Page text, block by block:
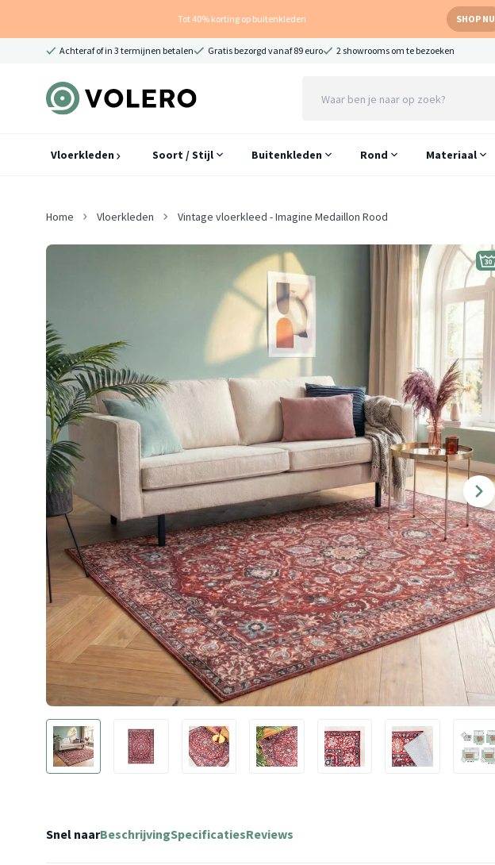
Tot 40% korting op buitenkleden SHOP NU
Achteraf of in 3 termijnen betalen Gratis bezorgd vanaf 89 euro 2 showrooms om te bezoeken
Vloerkleden Soort / Stijl Buitenkleden Rond Materiaal
Home Vloerkleden Vintage vloerkleed - Imagine Medaillon Rood
Snel naarBeschrijvingSpecificatiesReviews